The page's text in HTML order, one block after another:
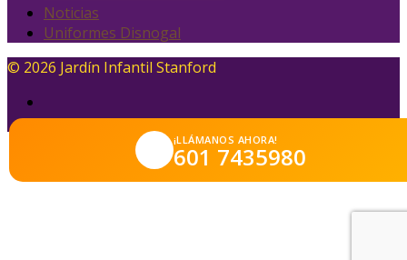
Noticias
Uniformes Disnogal
© 2026 Jardín Infantil Stanford
¡LLÁMANOS AHORA!
601 7435980